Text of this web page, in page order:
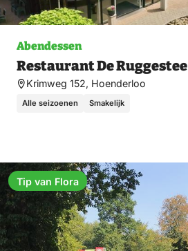
Abendessen
Restaurant De Ruggestee
Krimweg 152, Hoenderloo
Alle seizoenen Smakelijk
Tip van Flora